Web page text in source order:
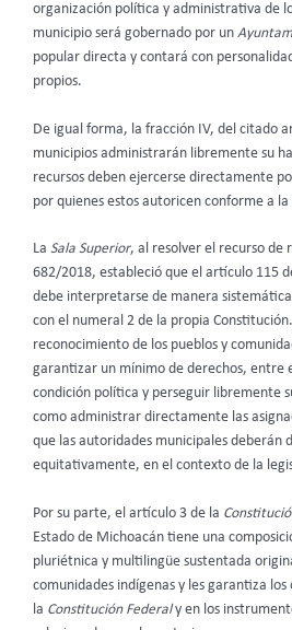
organización política y administrativa de
municipio será gobernado por un
popular directa y contará con
propios.
De igual forma, la fracción IV, del citado
municipios administrarán libremente su
recursos deben ejercerse directamente
por quienes estos autoricen conforme a la
La Sala Superior, al resolver el recurso de
682/2018, estableció que el artículo 115
debe interpretarse de manera
con el numeral 2 de la propia
reconocimiento de los pueblos y
garantizar un mínimo de derechos, entre
condición política y perseguir libremente
como administrar directamente las
que las autoridades municipales deberán
equitativamente, en el contexto de la
Por su parte, el artículo 3 de la
Estado de Michoacán tiene una
pluriétnica y multilingüe sustentada
comunidades indígenas y les garantiza los
la Constitución Federaly en los